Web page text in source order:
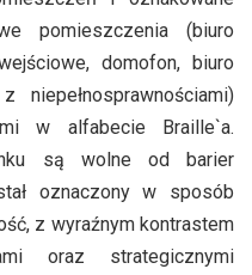
pomieszczenia (biuro
domofon, biuro
w alfabecie Braille`a.
są wolne od barier
oznaczony w sposób
z wyraźnym kontrastem
oraz strategicznymi